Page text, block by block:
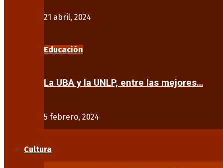
21 abril, 2024
Educación
La UBA y la UNLP, entre las mejores…
5 febrero, 2024
Cultura